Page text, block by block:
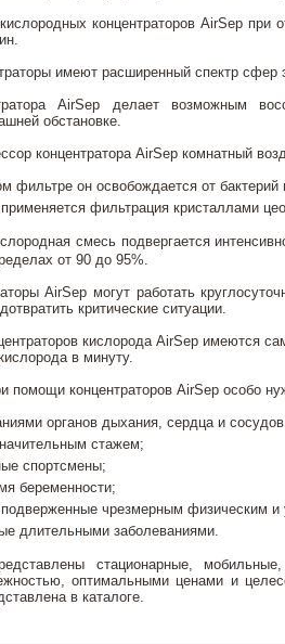
концентраторов AirSep
имеют расширенный спектр сфер
AirSep делает возможным
обстановке.
концентратора AirSep комнатный
фильтре он освобождается от бактерий
фильтрация кристаллами
смесь подвергается
от 90 до 95%.
AirSep могут работать
критические ситуации.
кислорода AirSep имеются
в минуту.
помощи концентраторов AirSep особо
органов дыхания, сердца и
стажем;
спортсмены;
беременности;
чрезмерным физическим и
длительными заболеваниями.
стационарные, мобильные,
оптимальными ценами и
в каталоге.